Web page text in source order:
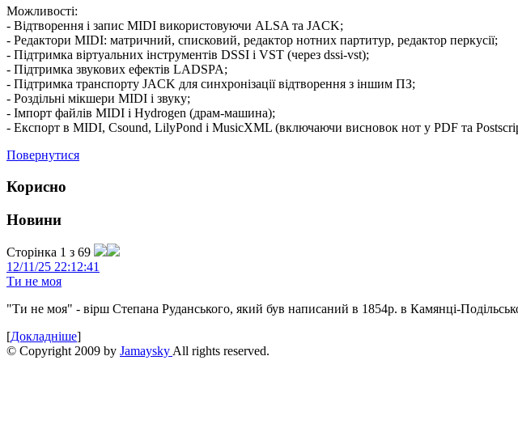
Можливості:
- Відтворення і запис MIDI використовуючи ALSA та JACK;
- Редактори MIDI: матричний, списковий, редактор нотних партитур, редактор перкусії;
- Підтримка віртуальних інструментів DSSI і VST (через dssi-vst);
- Підтримка звукових ефектів LADSPA;
- Підтримка транспорту JACK для синхронізації відтворення з іншим ПЗ;
- Роздільні мікшери MIDI і звуку;
- Імпорт файлів MIDI і Hydrogen (драм-машина);
- Експорт в MIDI, Csound, LilyPond і MusicXML (включаючи висновок нот у PDF та
Повернутися
Корисно
Новини
Сторінка 1 з 69
12/11/25 22:12:41
Ти не моя
"Ти не моя" - вірш Степана Руданського, який був написаний в 1854р. в Камянці-
[Докладніше]
© Copyright 2009 by JamayskyAll rights reserved.